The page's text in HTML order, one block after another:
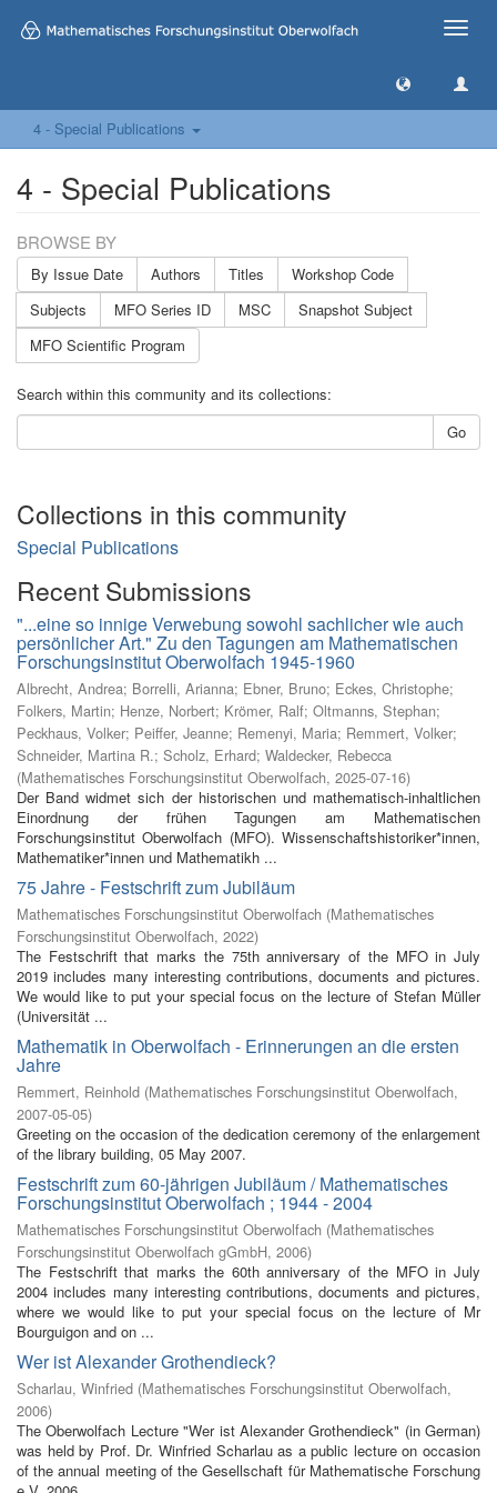
Toggle
4 - Special Publications
4 - Special Publications
BROWSE BY
By Issue Date Authors Titles
Workshop Code
Subjects
MFO Series ID MSC
Snapshot Subject
MFO Scientific Program
Search within this community and its collections:
Go
Collections in this community
Special Publications
Recent Submissions
"...eine so innige Verwebung sowohl sachlicher wie auch
persönlicher Art." Zu den Tagungen am Mathematischen
Forschungsinstitut Oberwolfach 1945-1960
Albrecht, Andrea; Borrelli, Arianna; Ebner, Bruno; Eckes, Christophe;
Folkers, Martin; Henze, Norbert; Krömer, Ralf; Oltmanns, Stephan;
Peckhaus, Volker; Peiffer, Jeanne; Remenyi, Maria; Remmert, Volker;
Schneider, Martina R.; Scholz, Erhard; Waldecker, Rebecca
(Mathematisches Forschungsinstitut Oberwolfach, 2025-07-16)
Der Band widmet sich der historischen und mathematisch-inhaltlichen
Einordnung der frühen Tagungen am Mathematischen
Forschungsinstitut Oberwolfach (MFO). Wissenschaftshistoriker*innen,
Mathematiker*innen und Mathematikh ...
75 Jahre - Festschrift zum Jubiläum
Mathematisches Forschungsinstitut Oberwolfach (Mathematisches
Forschungsinstitut Oberwolfach, 2022)
The Festschrift that marks the 75th anniversary of the MFO in July
2019 includes many interesting contributions, documents and pictures.
We would like to put your special focus on the lecture of Stefan Müller
(Universität ...
Mathematik in Oberwolfach - Erinnerungen an die ersten
Jahre
Remmert, Reinhold (Mathematisches Forschungsinstitut Oberwolfach,
2007-05-05)
Greeting on the occasion of the dedication ceremony of the enlargement
of the library building, 05 May 2007.
Festschrift zum 60-jährigen Jubiläum / Mathematisches
Forschungsinstitut Oberwolfach ; 1944 - 2004
Mathematisches Forschungsinstitut Oberwolfach (Mathematisches
Forschungsinstitut Oberwolfach gGmbH, 2006)
The Festschrift that marks the 60th anniversary of the MFO in July
2004 includes many interesting contributions, documents and pictures,
where we would like to put your special focus on the lecture of Mr
Bourguigon and on ...
Wer ist Alexander Grothendieck?
Scharlau, Winfried (Mathematisches Forschungsinstitut Oberwolfach,
2006)
The Oberwolfach Lecture "Wer ist Alexander Grothendieck" (in German)
was held by Prof. Dr. Winfried Scharlau as a public lecture on occasion
of the annual meeting of the Gesellschaft für Mathematische Forschung